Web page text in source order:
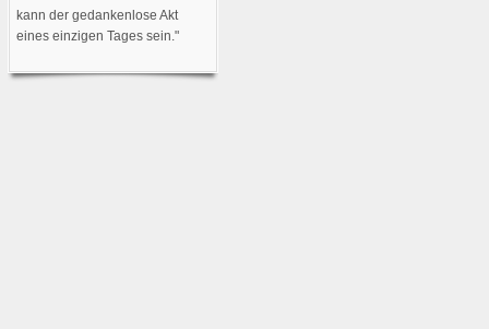
kann der gedankenlose Akt
eines einzigen Tages sein."